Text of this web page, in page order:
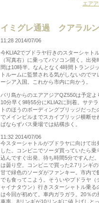
エア
イミグレ通過 クアラル
11:28 2014/07/06
今KLIA2でプドラヤ行きのスターシャト
（写真右）に乗ってパソコン開く。出発
間は10時半。なんとなく4時間トランジ
トルームに監禁される気がしないのでマ
ーシア入国。これから市内に向かう。
バリ島からのエアアジアQZ550は予定よ
10分早く9時55分にKLIA2に到着。サテ
トのほうのボーディングブリッジだった
でメインビルまでスカイブリッジ横断せ
ばならずバス乗場では結構歩く。
11:32 2014/07/06
今スターシャトルがプドラヤに向けて出
した。コンビニでソーダ買っていたら乗
込んですぐ出発、待ち時間5分ですんだ
は曇り空。コンビニで買った2.7リンギ
甘で緑色のソーダがファンキー。市内で
でも食ってこよう。そういやプドラヤ（
ャイナタウン）行きスターシャトル乗る
は今回が初めて。車内ガラガラ。20％の
車率。8リンギが10リンギに値上げしと